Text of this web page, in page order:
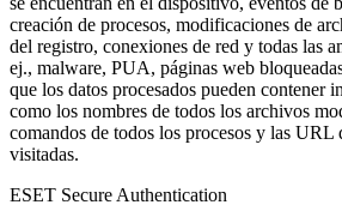
creación de procesos, modificaciones de
del registro, conexiones de red y todas las
ej., malware, PUA, páginas web
que los datos procesados pueden contener
como los nombres de todos los archivos
comandos de todos los procesos y las URL
visitadas.
ESET Secure Authentication